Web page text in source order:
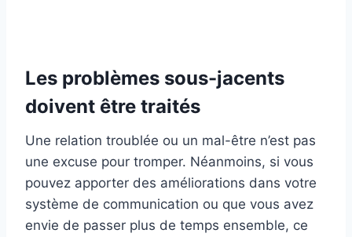
Les problèmes sous-jacents
doivent être traités
Une relation troublée ou un mal-être n’est pas
une excuse pour tromper. Néanmoins, si vous
pouvez apporter des améliorations dans votre
système de communication ou que vous avez
envie de passer plus de temps ensemble, ce